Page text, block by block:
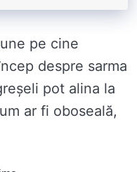
pe cine
despre sarma
pot alina la
ar fi oboseală,